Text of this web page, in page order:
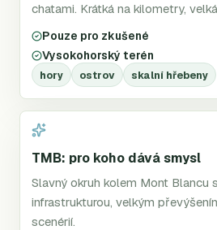
chatami. Krátká na kilometry,
Pouze pro zkušené
Vysokohorský terén
hory ostrov skalní hřebeny
TMB: pro koho dává smysl
Slavný okruh kolem Mont Blancu
infrastrukturou, velkým
scenérií.